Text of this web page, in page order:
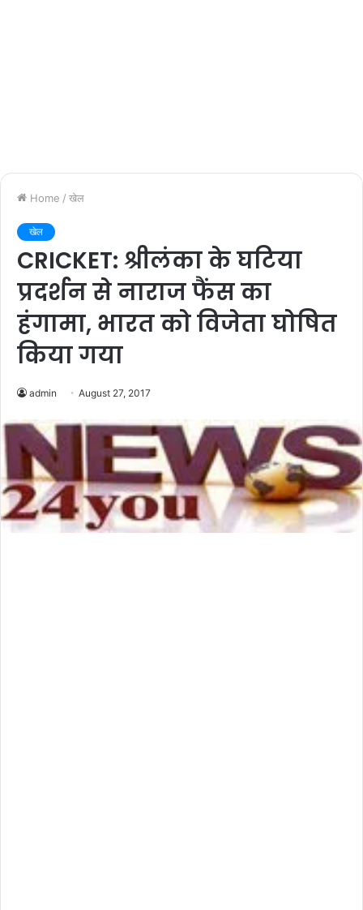
Home / खेल
खेल
CRICKET: श्रीलंका के घटिया
प्रदर्शन से नाराज फैंस का
हंगामा, भारत को विजेता घोषित
किया गया
admin August 27, 2017